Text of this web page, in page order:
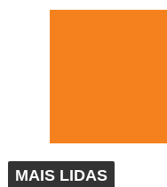
MAIS LIDAS